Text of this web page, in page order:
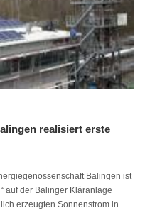
realisiert erste
Balingen ist
auf der Balinger Kläranlage
erzeugten Sonnenstrom in